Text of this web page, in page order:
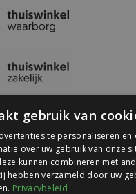
gebruik van
te personaliseren en
over uw gebruik van onze
kunnen combineren met
hebben verzameld door uw
Privacybeleid